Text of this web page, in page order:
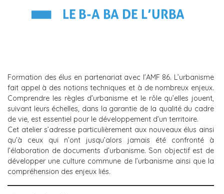
Formation des élus en partenariat avec l’AMF 86. L’urbanisme
fait appel à des notions techniques et à de nombreux enjeux.
Comprendre les règles d’urbanisme et le rôle qu’elles jouent,
suivant leurs échelles, dans la garantie de la qualité du cadre
de vie, est essentiel pour le développement d’un territoire.
Cet atelier s’adresse particulièrement aux nouveaux élus ainsi
qu’à ceux qui n’ont jusqu’alors jamais été confronté à
l’élaboration de documents d’urbanisme. Son objectif est de
développer une culture commune de l’urbanisme ainsi que la
compréhension des enjeux liés.